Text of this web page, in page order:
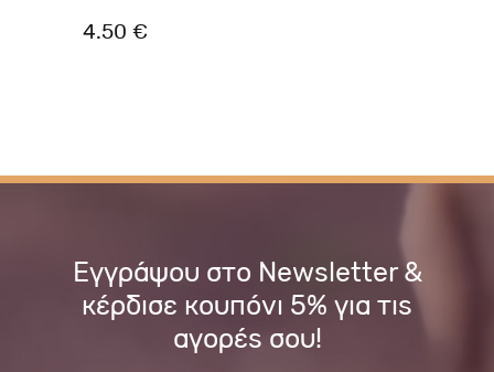
4.50 €
Εγγράψου στο Newsletter &
κέρδισε κουπόνι 5% για τις
αγορές σου!